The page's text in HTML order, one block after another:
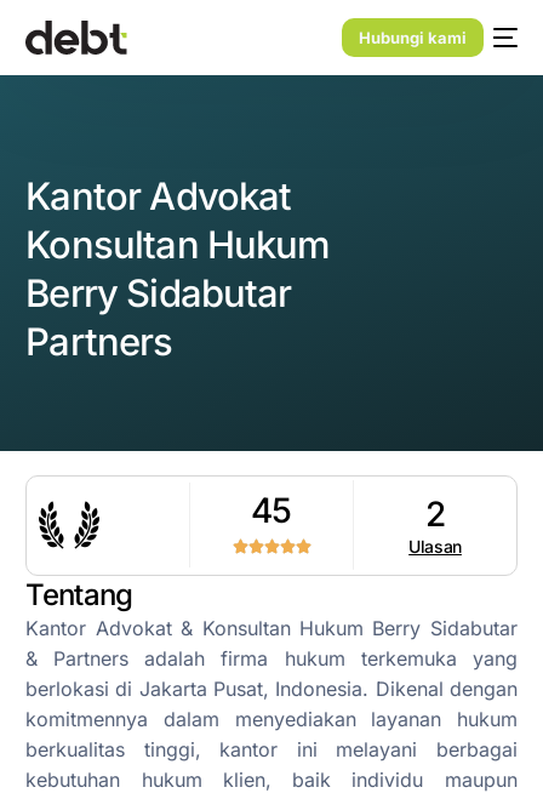
Hubungi kami
Kantor Advokat
Konsultan Hukum
Berry Sidabutar
Partners
45 2
Ulasan
Tentang
Kantor Advokat & Konsultan Hukum Berry Sidabutar
& Partners adalah firma hukum terkemuka yang
berlokasi di Jakarta Pusat, Indonesia. Dikenal dengan
komitmennya dalam menyediakan layanan hukum
berkualitas tinggi, kantor ini melayani berbagai
kebutuhan hukum klien, baik individu maupun